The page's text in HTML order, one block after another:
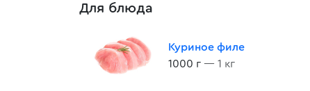
Для блюда
Куриное филе
1000 г — 1 кг